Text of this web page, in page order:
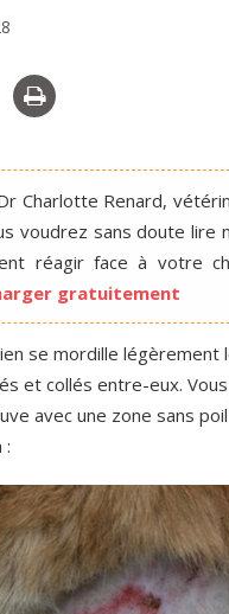
Charlotte Renard,
voudrez sans doute lire
réagir face à votre
gratuitement
se mordille légèrement
et collés entre-eux.
avec une zone sans
: